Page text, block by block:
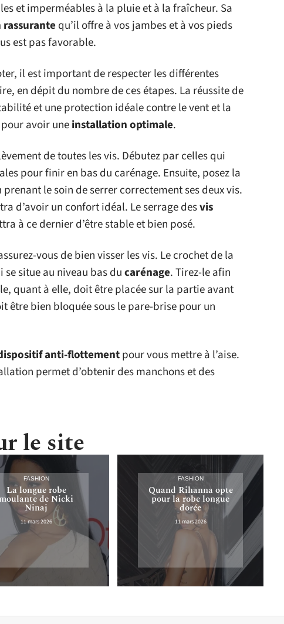
et imperméables à la pluie et à la fraîcheur. Sa
qu’il offre à vos jambes et à vos pieds
est pas favorable.
il est important de respecter les différentes
en dépit du nombre de ces étapes. La réussite de
et une protection idéale contre le vent et la
avoir uneinstallation optimale.
de toutes les vis. Débutez par celles qui
pour finir en bas du carénage. Ensuite, posez la
prenant le soin de serrer correctement ses deux vis.
d’avoir un confort idéal. Le serrage desvis
à ce dernier d’être stable et bien posé.
vous de bien visser les vis. Le crochet de la
se situe au niveau bas ducarénage. Tirez-le afin
quant à elle, doit être placée sur la partie avant
être bien bloquée sous le pare-brise pour un
anti-flottementpour vous mettre à l’aise.
permet d’obtenir des manchons et des
le site
FASHION
La longue robe
moulante de Nicki
Ninaj
11 mars 2026
FASHION
Quand Rihanna opte
pour la robe longue
dorée
11 mars 2026